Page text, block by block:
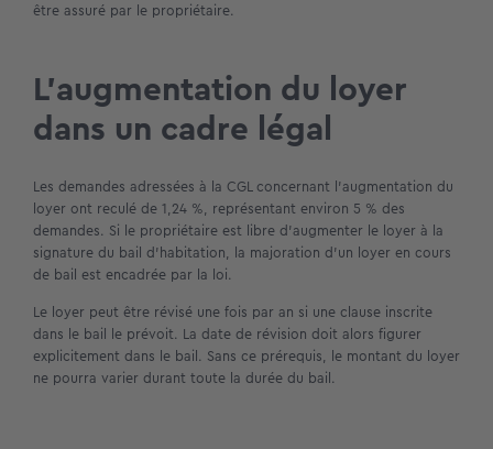
être assuré par le propriétaire.
L’augmentation du loyer
dans un cadre légal
Les demandes adressées à la CGL concernant l’augmentation du
loyer ont reculé de 1,24 %, représentant environ 5 % des
demandes. Si le propriétaire est libre d’augmenter le loyer à la
signature du bail d’habitation, la majoration d’un loyer en cours
de bail est encadrée par la loi.
Le loyer peut être révisé une fois par an si une clause inscrite
dans le bail le prévoit. La date de révision doit alors figurer
explicitement dans le bail. Sans ce prérequis, le montant du loyer
ne pourra varier durant toute la durée du bail.